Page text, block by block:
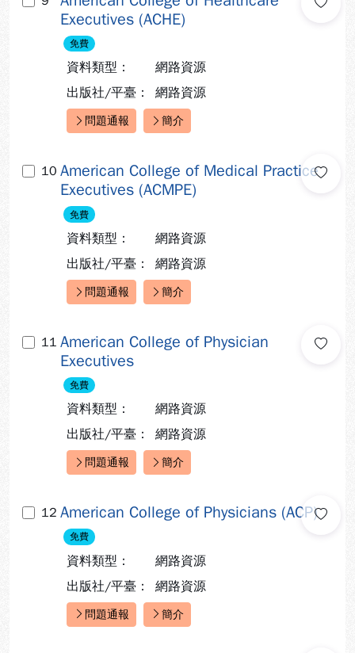
Executives (ACHE)
免費
資料類型：
網路資源
出版社/平臺：
網路資源
快速連結：
問題通報 簡介
10 American College of Medical Practice
Executives (ACMPE)
免費
資料類型：
網路資源
出版社/平臺：
網路資源
快速連結：
問題通報 簡介
11 American College of Physician
Executives
免費
資料類型：
網路資源
出版社/平臺：
網路資源
快速連結：
問題通報 簡介
12 American College of Physicians (ACP)
免費
資料類型：
網路資源
出版社/平臺：
網路資源
快速連結：
問題通報 簡介